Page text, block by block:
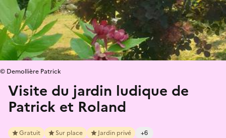
Visite du jardin ludique de
Patrick et Roland
Gratuit Sur place Jardin privé +6
© Demollière Patrick